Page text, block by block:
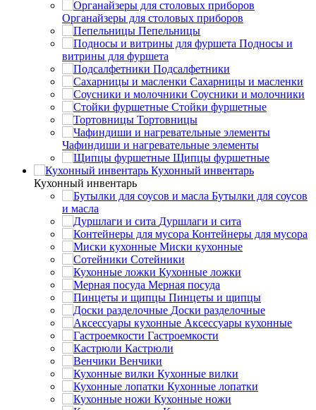
Органайзеры для столовых приборов
Пепельницы
Подносы и
витрины для фуршета
Подсалфетники
Сахарницы и масленки
Соусники и молочники
Стойки фуршетные
Тортовницы
Чафиндиши и нагревательные элементы
Щипцы фуршетные
Кухонный инвентарь
Кухонный инвентарь
Бутылки для соусов
и масла
Дуршлаги и сита
Контейнеры для мусора
Миски кухонные
Сотейники
Кухонные ложки
Мерная посуда
Пинцеты и щипцы
Доски разделочные
Аксессуары кухонные
Гастроемкости
Кастрюли
Венчики
Кухонные вилки
Кухонные лопатки
Кухонные ножи